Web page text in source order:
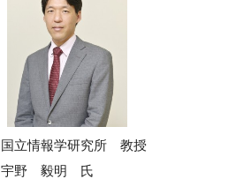
国立情報学研究所 教授
宇野 毅明 氏